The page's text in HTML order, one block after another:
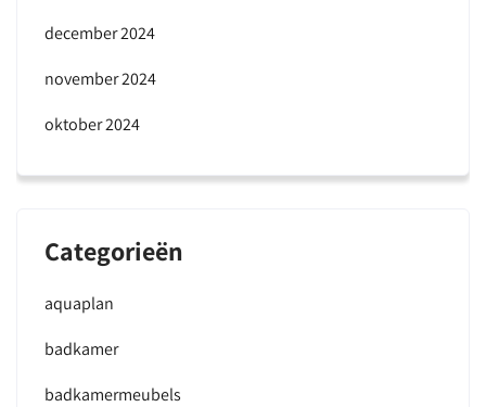
december 2024
november 2024
oktober 2024
Categorieën
aquaplan
badkamer
badkamermeubels